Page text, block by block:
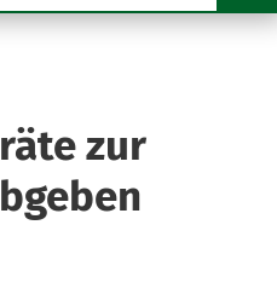
zur